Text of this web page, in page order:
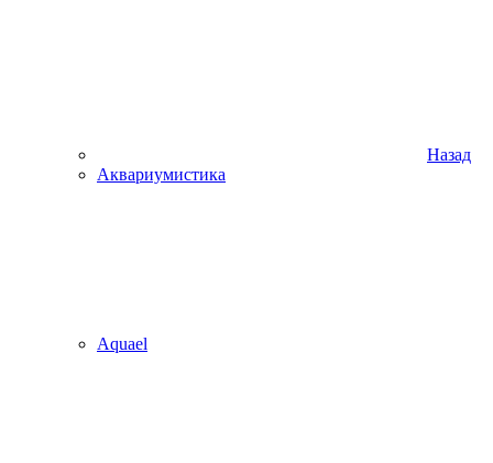
Назад
Аквариумистика
Aquael